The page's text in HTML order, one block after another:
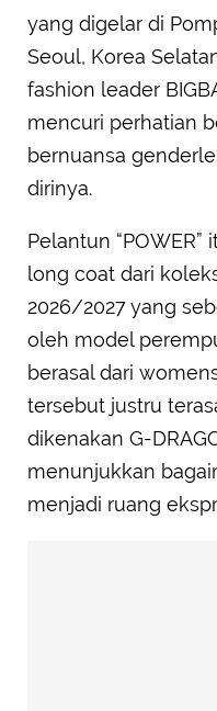
yang digelar di
Seoul, Korea
fashion leader
mencuri perhatian
bernuansa
dirinya.
Pelantun
long coat dari
2026/2027 yang
oleh model
berasal dari
tersebut justru
dikenakan G-
menunjukkan
menjadi ruang